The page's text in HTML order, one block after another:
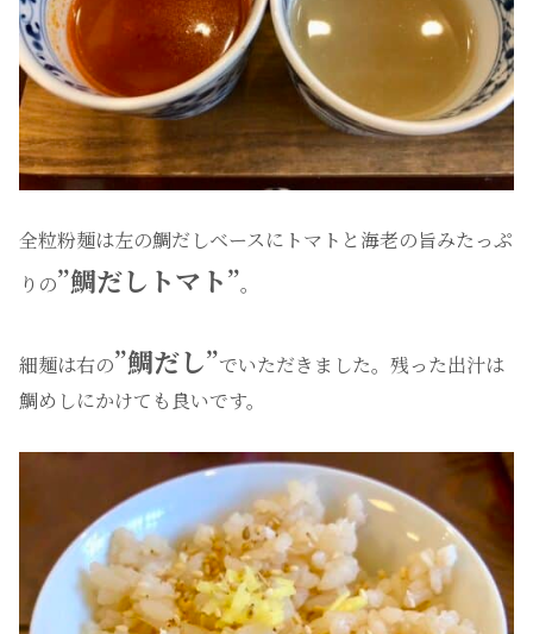
全粒粉麺は左の鯛だしベースにトマトと海老の旨みたっぷ
りの”鯛だしトマト”。
細麺は右の”鯛だし”でいただきました。残った出汁は
鯛めしにかけても良いです。